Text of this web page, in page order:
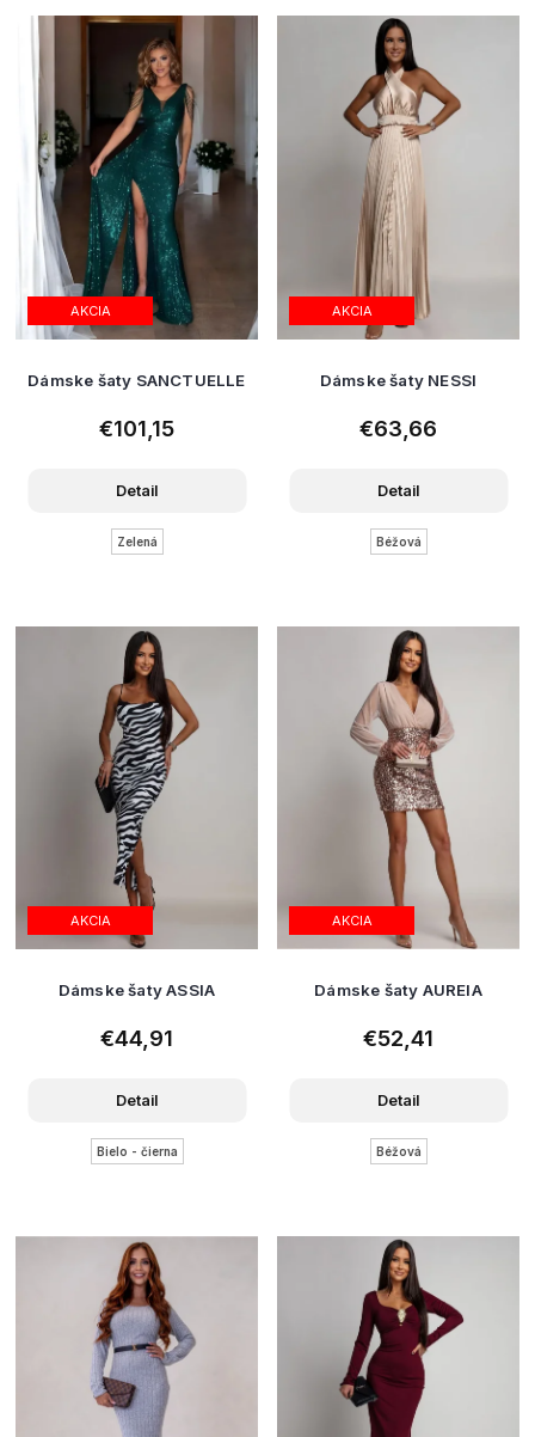
AKCIA
Dámske šaty SANCTUELLE
€101,15
Detail
Zelená
AKCIA
Dámske šaty NESSI
€63,66
Detail
Béžová
AKCIA
Dámske šaty ASSIA
€44,91
Detail
Bielo - čierna
AKCIA
Dámske šaty AUREIA
€52,41
Detail
Béžová